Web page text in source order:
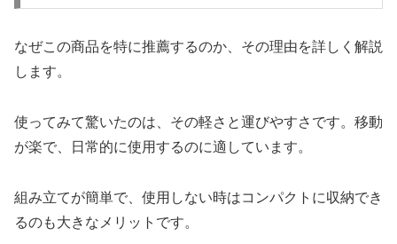
なぜこの商品を特に推薦するのか、その理由を詳しく解説
します。
使ってみて驚いたのは、その軽さと運びやすさです。移動
が楽で、日常的に使用するのに適しています。
組み立てが簡単で、使用しない時はコンパクトに収納でき
るのも大きなメリットです。